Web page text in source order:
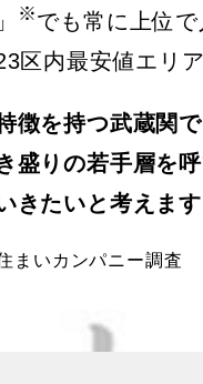
※でも常に上位
区内最安値エリ
徴を持つ武蔵関
盛りの若手層を
きたいと考えます
まいカンパニー調査